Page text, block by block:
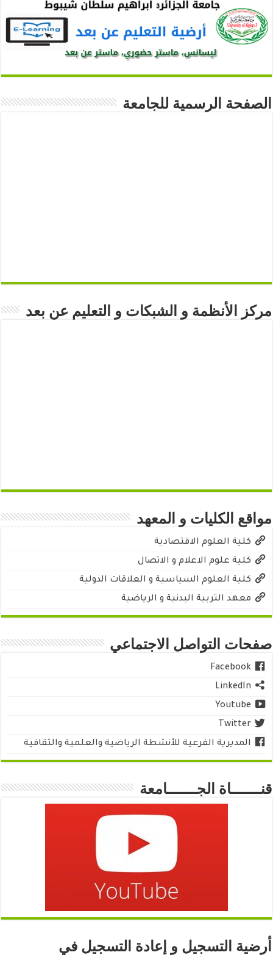
الصفحة الرسمية للجامعة
مركز الأنظمة و الشبكات و التعليم عن بعد
مواقع الكليات و المعهد
كلية العلوم الاقتصادية
كلية علوم الاعلام و الاتصال
كلية العلوم السياسية و العلاقات الدولية
معهد التربية البدنية و الرياضية
صفحات التواصل الاجتماعي
Facebook
LinkedIn
Youtube
Twitter
المديرية الفرعية للأنشطة الرياضية والعلمية والثقافية
قنـــــــاة الجـــــــامعة
أرضية التسجيل و إعادة التسجيل في